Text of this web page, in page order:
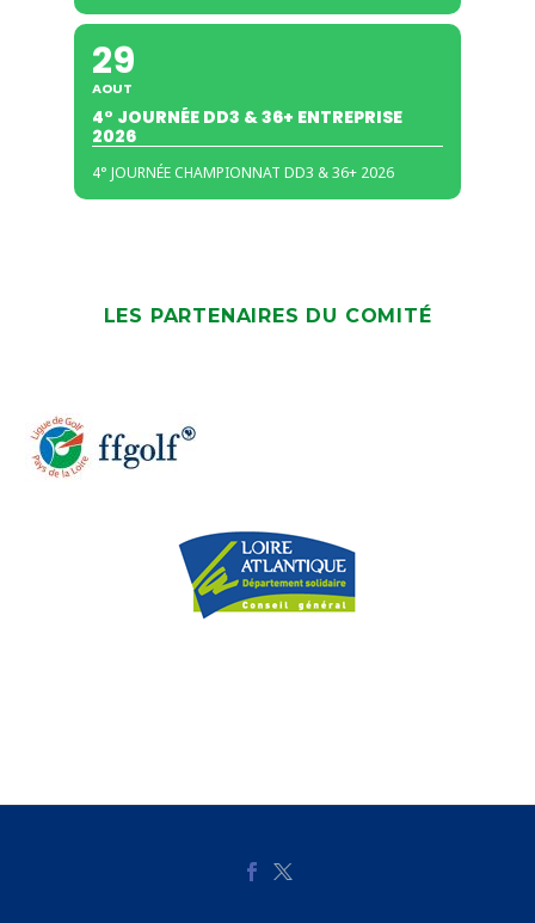
29
AOUT
4° JOURNÉE DD3 & 36+ ENTREPRISE
2026
4° JOURNÉE CHAMPIONNAT DD3 & 36+ 2026
LES PARTENAIRES DU COMITÉ